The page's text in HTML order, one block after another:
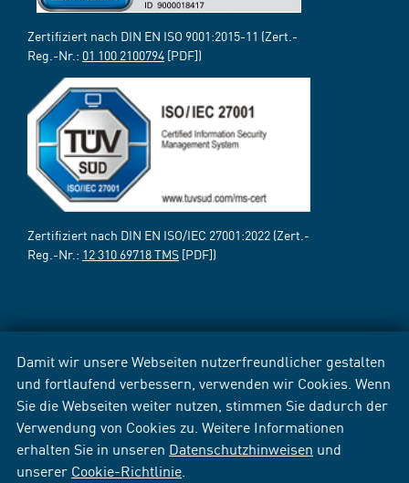
Damit wir unsere Webseiten nutzerfreundlicher gestalten
und fortlaufend verbessern, verwenden wir Cookies. Wenn
Sie die Webseiten weiter nutzen, stimmen Sie dadurch der
Verwendung von Cookies zu. Weitere Informationen
erhalten Sie in unseren Datenschutzhinweisen und
unserer Cookie-Richtlinie
Zertifiziert nach DIN EN ISO 9001:2015-11 (Zert.-
Reg.-Nr.: 01 100 2100794 [PDF])
Zertifiziert nach DIN EN ISO/IEC 27001:2022 (Zert.-
Reg.-Nr.: 12 310 69718 TMS [PDF])